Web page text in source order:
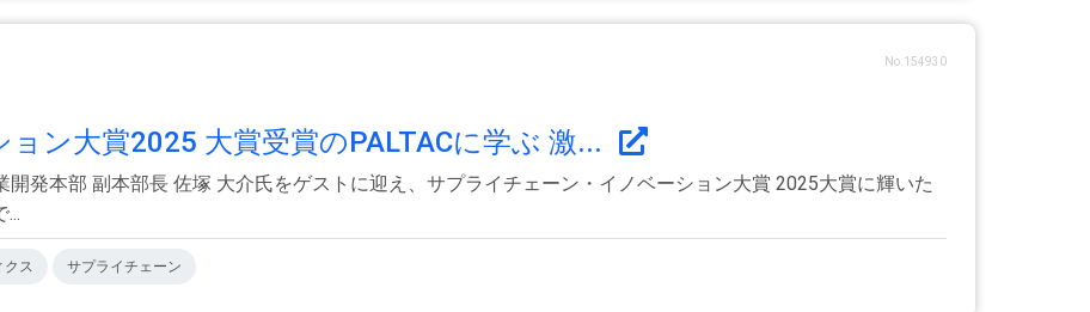
No.154930
ン大賞2025 大賞受賞のPALTACに学ぶ 激...
開発本部 副本部長 佐塚 大介氏をゲストに迎え、サプライチェーン・イノベーション大賞 2025大賞に輝いた
...
クス サプライチェーン